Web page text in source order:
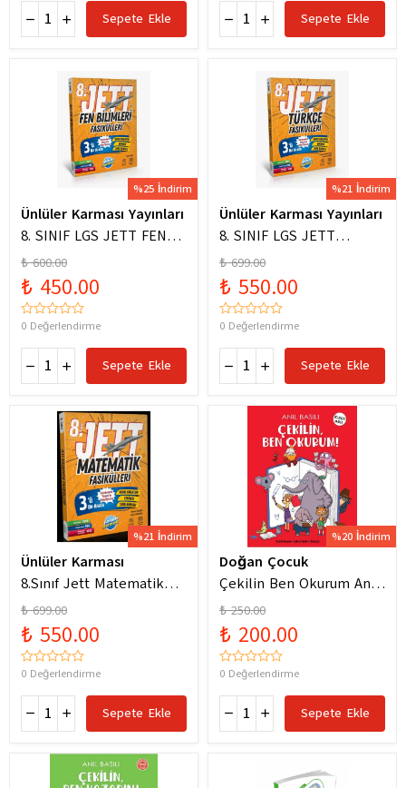
Sepete Ekle Sepete Ekle
%25 İndirim
Ünlüler Karması Yayınları
8. SINIF LGS JETT FEN
BİLİMLERİ FASİKÜLLERİ
₺ 600.00
₺ 450.00
0 Değerlendirme
Sepete Ekle
%21 İndirim
Ünlüler Karması Yayınları
8. SINIF LGS JETT
TÜRKÇE FASİKÜLLERİ
₺ 699.00
₺ 550.00
0 Değerlendirme
Sepete Ekle
%21 İndirim
Ünlüler Karması
8.Sınıf Jett Matematik
Fasiküller Soru Bankası /
Kolektif / Ünlüler
Karması / 9786256529786
₺ 699.00
₺ 550.00
0 Değerlendirme
Sepete Ekle
%20 İndirim
Doğan Çocuk
Çekilin Ben Okurum Anıl
Basılı Eğlenceli
Hikayeler
₺ 250.00
₺ 200.00
0 Değerlendirme
Sepete Ekle